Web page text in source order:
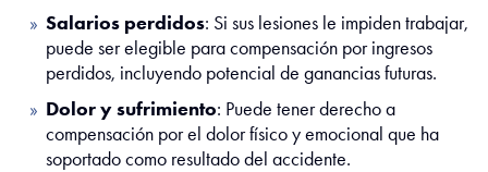
Salarios perdidos: Si sus lesiones le impiden trabajar,
puede ser elegible para compensación por ingresos
perdidos, incluyendo potencial de ganancias futuras.
Dolor y sufrimiento: Puede tener derecho a
compensación por el dolor físico y emocional que ha
soportado como resultado del accidente.